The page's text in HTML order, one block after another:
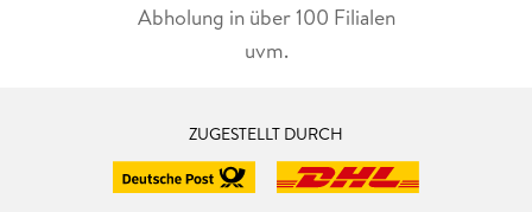
Abholung in über 100 Filialen
uvm.
ZUGESTELLT DURCH